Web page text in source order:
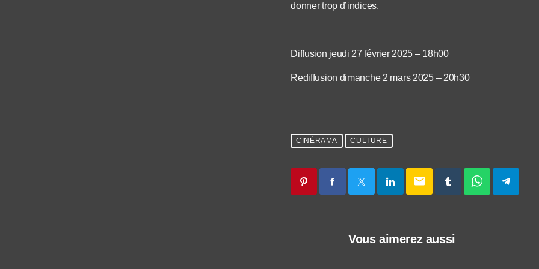
donner trop d’indices.
Diffusion jeudi 27 février 2025 – 18h00
Rediffusion dimanche 2 mars 2025 – 20h30
CINÉRAMA CULTURE
email
Vous aimerez aussi